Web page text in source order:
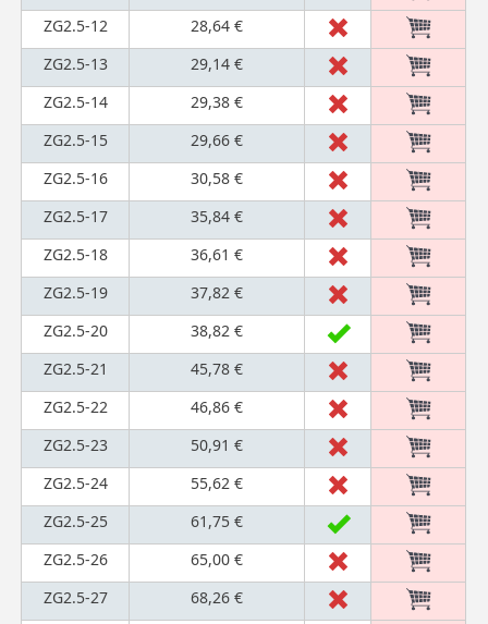
ZG2.5-12
28,64 €
ZG2.5-13
29,14 €
ZG2.5-14
29,38 €
ZG2.5-15
29,66 €
ZG2.5-16
30,58 €
ZG2.5-17
35,84 €
ZG2.5-18
36,61 €
ZG2.5-19
37,82 €
ZG2.5-20
38,82 €
ZG2.5-21
45,78 €
ZG2.5-22
46,86 €
ZG2.5-23
50,91 €
ZG2.5-24
55,62 €
ZG2.5-25
61,75 €
ZG2.5-26
65,00 €
ZG2.5-27
68,26 €